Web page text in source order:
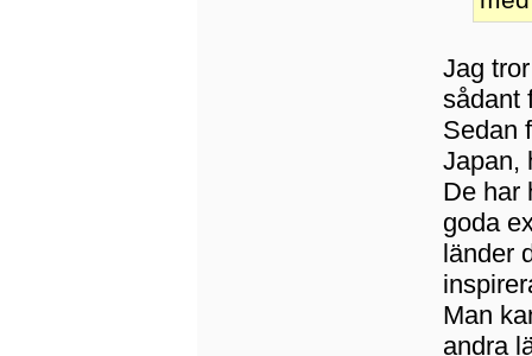
Jag
sådant
Sedan
Japan,
De har
goda
länder
Man
andra